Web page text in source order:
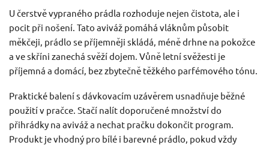
U čerstvě vypraného prádla rozhoduje nejen čistota, ale i
pocit při nošení. Tato aviváž pomáhá vláknům působit
měkčeji, prádlo se příjemněji skládá, méně drhne na pokožce
a ve skříni zanechá svěží dojem. Vůně letní svěžesti je
příjemná a domácí, bez zbytečně těžkého parfémového tónu.
Praktické balení s dávkovacím uzávěrem usnadňuje běžné
použití v pračce. Stačí nalít doporučené množství do
přihrádky na aviváž a nechat pračku dokončit program.
Produkt je vhodný pro bílé i barevné prádlo, pokud vždy